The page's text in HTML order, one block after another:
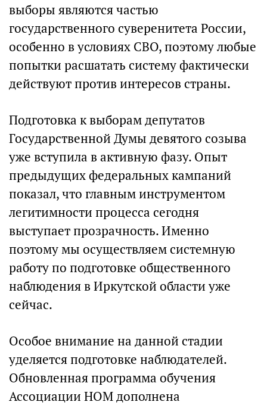
выборы являются частью
государственного суверенитета России,
особенно в условиях СВО, поэтому любые
попытки расшатать систему фактически
действуют против интересов страны.
Подготовка к выборам депутатов
Государственной Думы девятого созыва
уже вступила в активную фазу. Опыт
предыдущих федеральных кампаний
показал, что главным инструментом
легитимности процесса сегодня
выступает прозрачность. Именно
поэтому мы осуществляем системную
работу по подготовке общественного
наблюдения в Иркутской области уже
сейчас.
Особое внимание на данной стадии
уделяется подготовке наблюдателей.
Обновленная программа обучения
Ассоциации НОМ дополнена